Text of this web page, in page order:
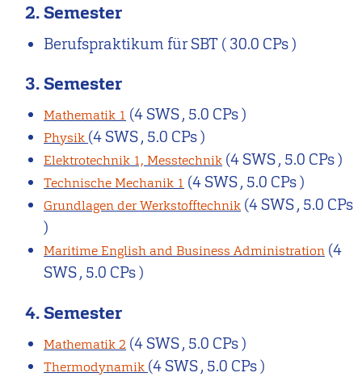
2. Semester
Berufspraktikum für SBT ( 30.0 CPs )
3. Semester
Mathematik 1 (4 SWS , 5.0 CPs )
Physik (4 SWS , 5.0 CPs )
Elektrotechnik 1, Messtechnik (4 SWS , 5.0 CPs )
Technische Mechanik 1 (4 SWS , 5.0 CPs )
Grundlagen der Werkstofftechnik (4 SWS , 5.0 CPs
)
Maritime English and Business Administration (4
SWS , 5.0 CPs )
4. Semester
Mathematik 2 (4 SWS , 5.0 CPs )
Thermodynamik (4 SWS , 5.0 CPs )